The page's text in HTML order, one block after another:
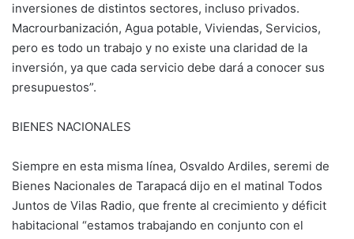
inversiones de distintos sectores, incluso privados.
Macrourbanización, Agua potable, Viviendas, Servicios,
pero es todo un trabajo y no existe una claridad de la
inversión, ya que cada servicio debe dará a conocer sus
presupuestos”.
BIENES NACIONALES
Siempre en esta misma línea, Osvaldo Ardiles, seremi de
Bienes Nacionales de Tarapacá dijo en el matinal Todos
Juntos de Vilas Radio, que frente al crecimiento y déficit
habitacional “estamos trabajando en conjunto con el